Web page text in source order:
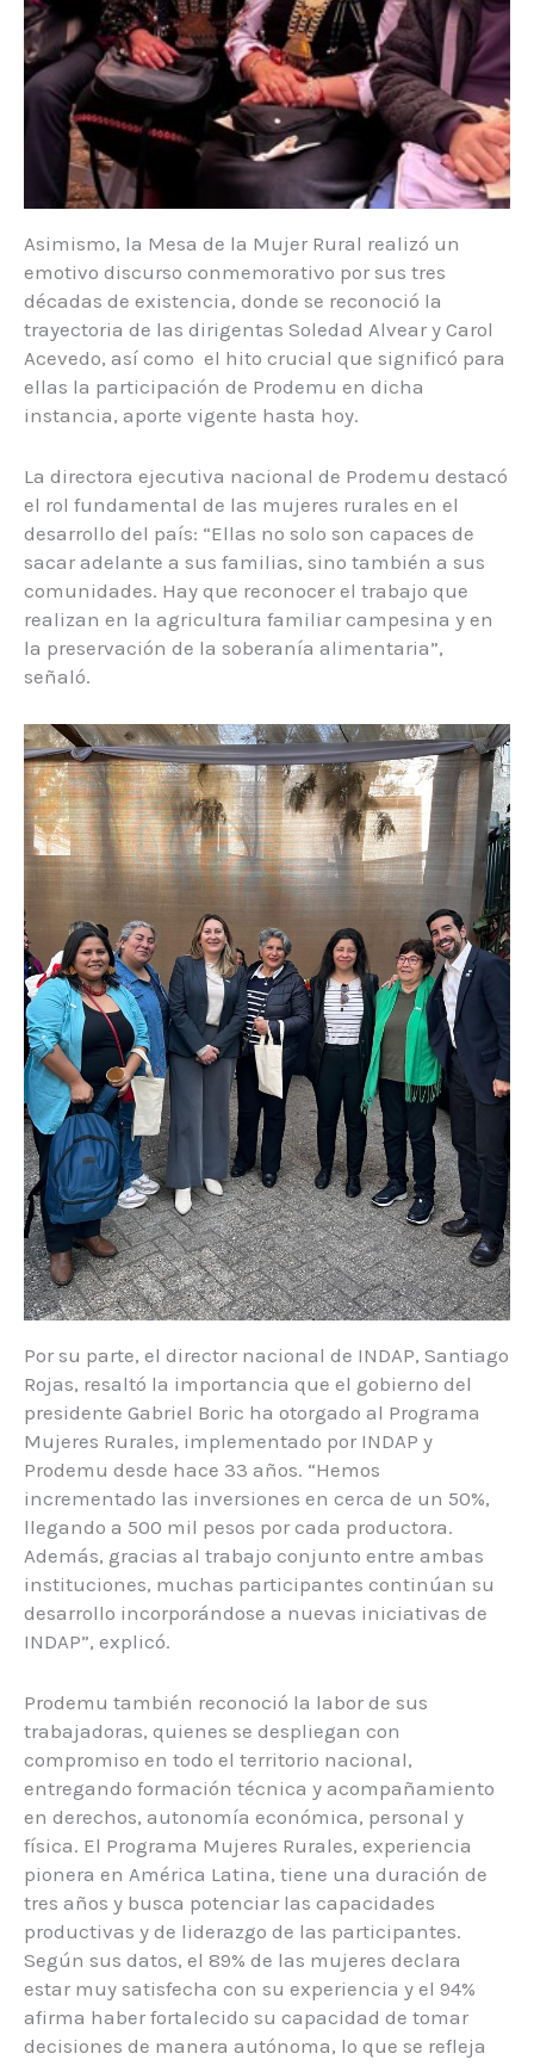
Asimismo, la Mesa de la Mujer Rural realizó un
emotivo discurso conmemorativo por sus tres
décadas de existencia, donde se reconoció la
trayectoria de las dirigentas Soledad Alvear y Carol
Acevedo, así como el hito crucial que significó para
ellas la participación de Prodemu en dicha
instancia, aporte vigente hasta hoy.
La directora ejecutiva nacional de Prodemu destacó
el rol fundamental de las mujeres rurales en el
desarrollo del país: “Ellas no solo son capaces de
sacar adelante a sus familias, sino también a sus
comunidades. Hay que reconocer el trabajo que
realizan en la agricultura familiar campesina y en
la preservación de la soberanía alimentaria”,
señaló.
Por su parte, el director nacional de INDAP, Santiago
Rojas, resaltó la importancia que el gobierno del
presidente Gabriel Boric ha otorgado al Programa
Mujeres Rurales, implementado por INDAP y
Prodemu desde hace 33 años. “Hemos
incrementado las inversiones en cerca de un 50%,
llegando a 500 mil pesos por cada productora.
Además, gracias al trabajo conjunto entre ambas
instituciones, muchas participantes continúan su
desarrollo incorporándose a nuevas iniciativas de
INDAP”, explicó.
Prodemu también reconoció la labor de sus
trabajadoras, quienes se despliegan con
compromiso en todo el territorio nacional,
entregando formación técnica y acompañamiento
en derechos, autonomía económica, personal y
física. El Programa Mujeres Rurales, experiencia
pionera en América Latina, tiene una duración de
tres años y busca potenciar las capacidades
productivas y de liderazgo de las participantes.
Según sus datos, el 89% de las mujeres declara
estar muy satisfecha con su experiencia y el 94%
afirma haber fortalecido su capacidad de tomar
decisiones de manera autónoma, lo que se refleja